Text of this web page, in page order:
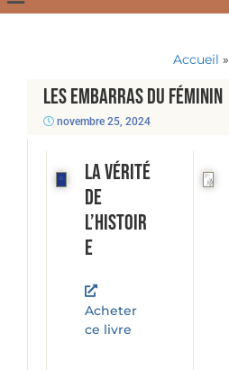
Accueil »
Les embarras du féminin
novembre 25, 2024
La vérité
de
l’histoir
e
Acheter
ce livre